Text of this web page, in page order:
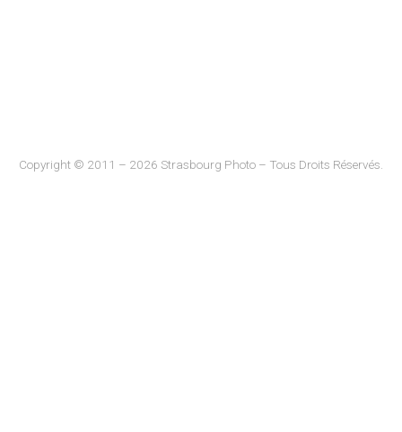
Copyright © 2011 – 2026 Strasbourg Photo – Tous Droits Réservés.